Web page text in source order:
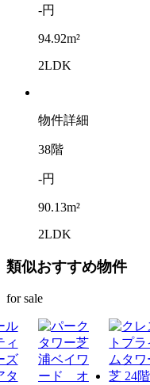
-円
94.92m²
2LDK
物件詳細
38階
-円
90.13m²
2LDK
類似おすすめ物件
for sale